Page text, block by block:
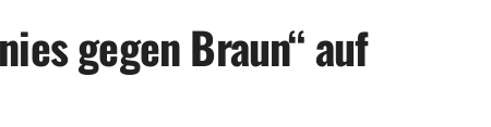
gegen Braun“ auf